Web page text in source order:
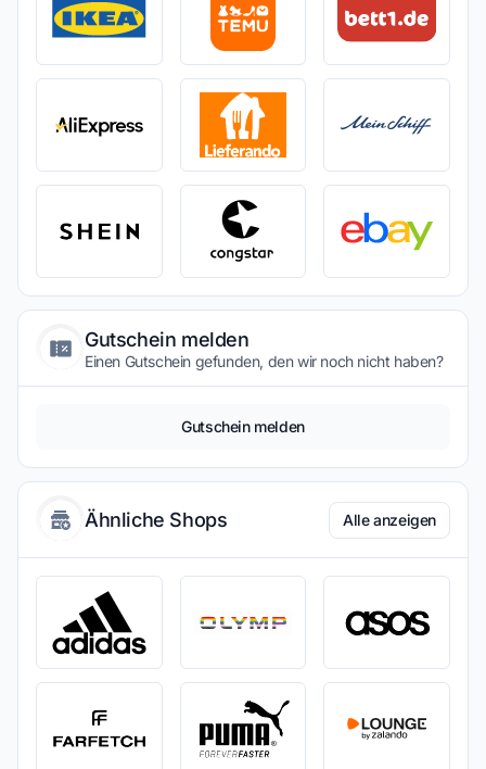
Gutschein melden
Einen Gutschein gefunden, den wir noch nicht haben?
Gutschein melden
Ähnliche Shops Alle anzeigen